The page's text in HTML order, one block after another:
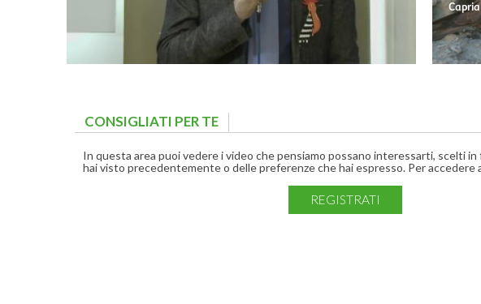
Capria
CONSIGLIATI PER TE
In questa area puoi vedere i video che pensiamo possano interessarti, scelti
hai visto precedentemente o delle preferenze che hai espresso. Per accedere
REGISTRATI